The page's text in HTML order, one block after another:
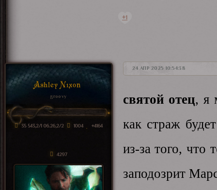
+1
24 АПР 2025 10:54:38
Ashley Nixon
groovy
35 543,2/1 06.26,2/2 1004 +4164
4297
святой отец, я
как страж
из-за того, что
заподозрит